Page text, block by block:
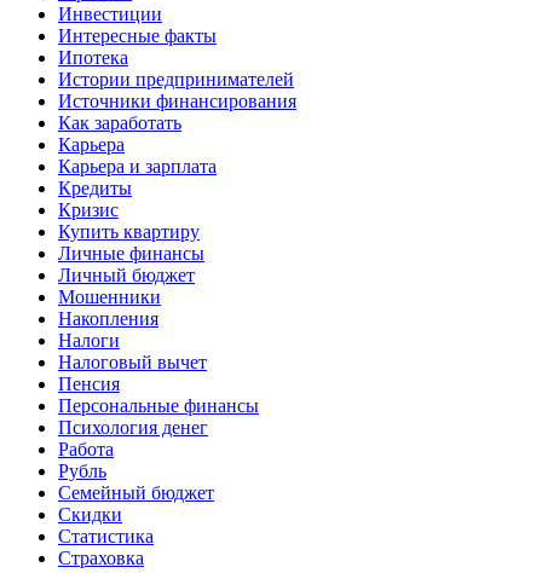
Инвестиции
Интересные факты
Ипотека
Истории предпринимателей
Источники финансирования
Как заработать
Карьера
Карьера и зарплата
Кредиты
Кризис
Купить квартиру
Личные финансы
Личный бюджет
Мошенники
Накопления
Налоги
Налоговый вычет
Пенсия
Персональные финансы
Психология денег
Работа
Рубль
Семейный бюджет
Скидки
Статистика
Страховка